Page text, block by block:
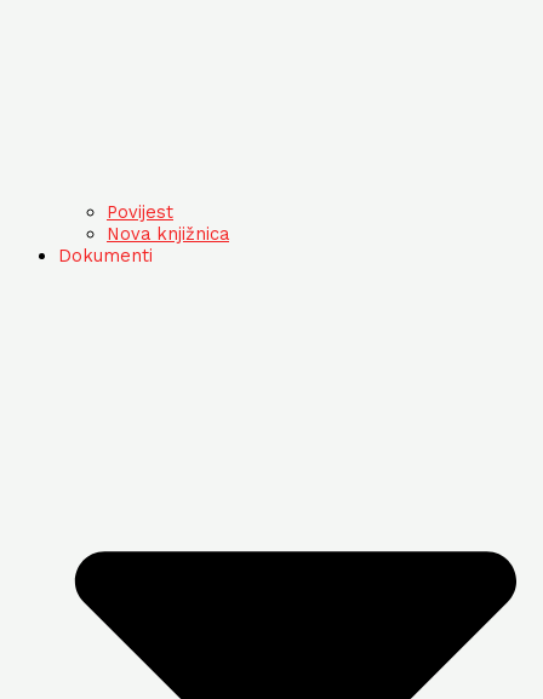
Povijest
Nova knjižnica
Dokumenti